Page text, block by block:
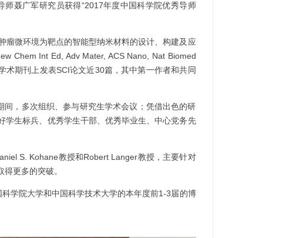
师聂广军研究员获得“2017年度中国科学院优秀导师
瘤微环境为靶点的智能型纳米材料的设计、构建及应
Chem Int Ed, Adv Mater, ACS Nano, Nat Biomed
术期刊上发表SCI论文近30篇，其中第一作者和共同
，多次组织、参与研究生学术会议；凭借出色的研
学生标兵、优秀学生干部、优秀毕业生、中心党务先
S. Kohane教授和Robert Langer教授，主要针对
更多的突破。
学院大学和中国科学技术大学的本年度前1-3届的博